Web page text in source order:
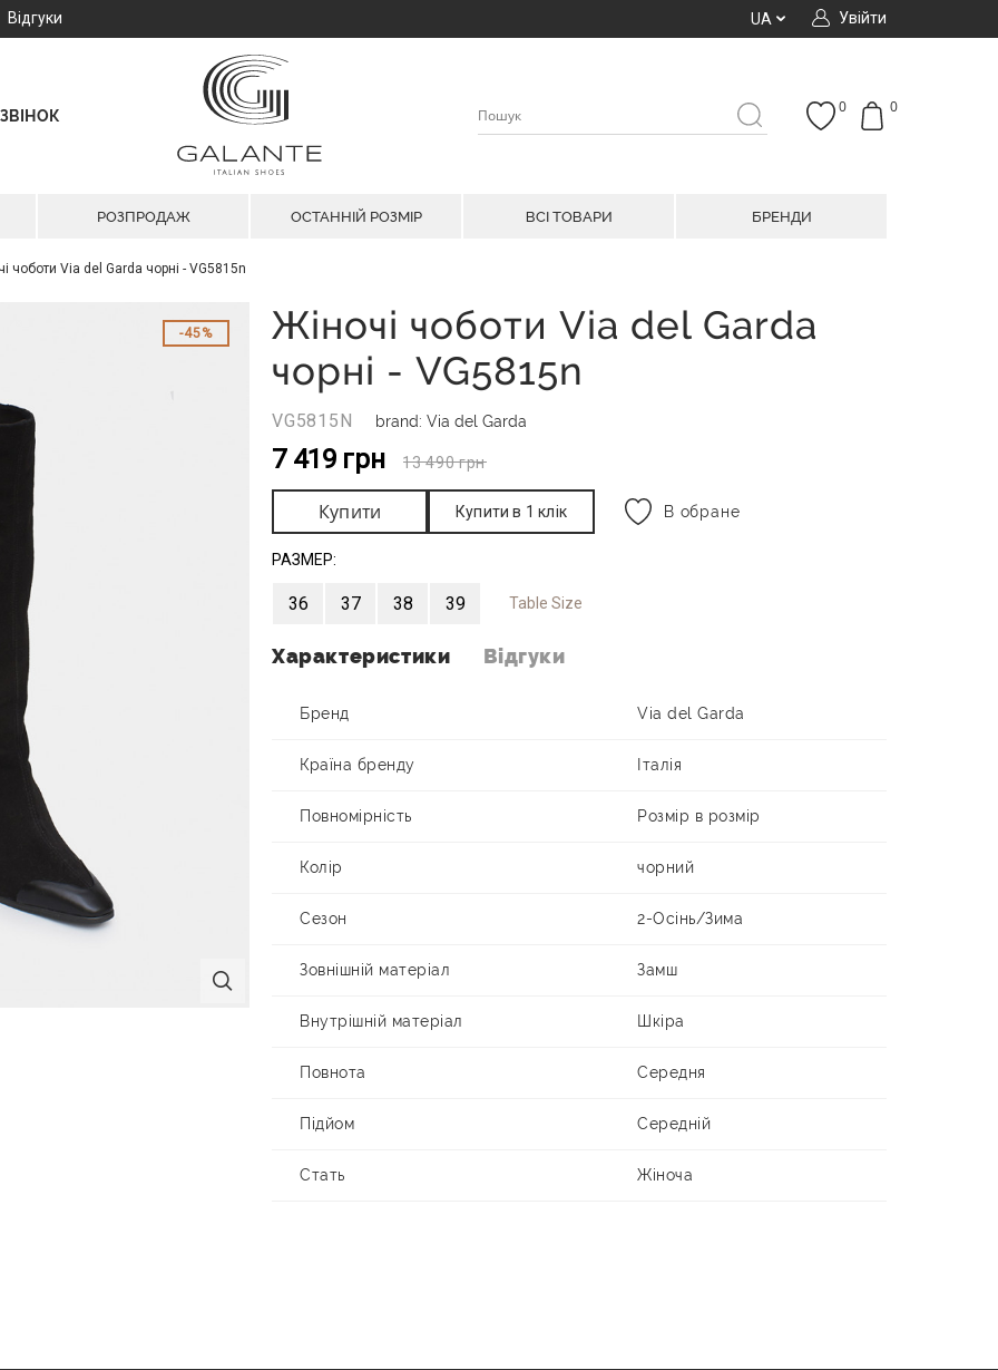
Відгуки Увійти
UA
0
0
РОЗПРОДАЖ ОСТАННІЙ РОЗМІР ВСІ ТОВАРИ БРЕНДИ
чоботи Via del Garda чорні - VG5815n
45%
Жіночі чоботи Via del Garda
чорні - VG5815n
VG5815N brand: Via del Garda
7 419 грн 13 490грн
Купити Купити в 1 клік В обране
РАЗМЕР:
36 37 38 39 Table Size
Характеристики Відгуки
Бренд Via del Garda
Країна бренду Італія
Повномірність Розмір в розмір
Колір чорний
Сезон 2-Осінь/Зима
Зовнішній матеріал Замш
Внутрішній матеріал Шкіра
Повнота Середня
Підйом Середній
Стать Жіноча